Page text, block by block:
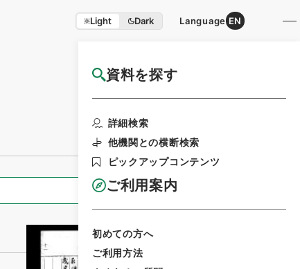
Light Dark Language EN
資料を探す
詳細検索
他機関との横断検索
ピックアップコンテンツ
ご利用案内
初めての方へ
ご利用方法
国立公文書館HP利用案内
全ての情報